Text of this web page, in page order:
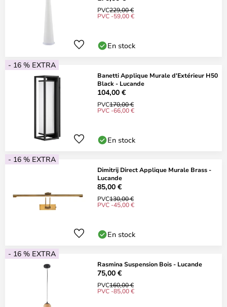
PVC229,00 €
PVC -59,00 €
En stock
- 16 % EXTRA
Banetti Applique Murale d'Extérieur H50
Black - Lucande
104,00 €
PVC170,00 €
PVC -66,00 €
En stock
- 16 % EXTRA
Dimitrij Direct Applique Murale Brass -
Lucande
85,00 €
PVC130,00 €
PVC -45,00 €
En stock
- 16 % EXTRA
Rasmina Suspension Bois - Lucande
75,00 €
PVC160,00 €
PVC -85,00 €